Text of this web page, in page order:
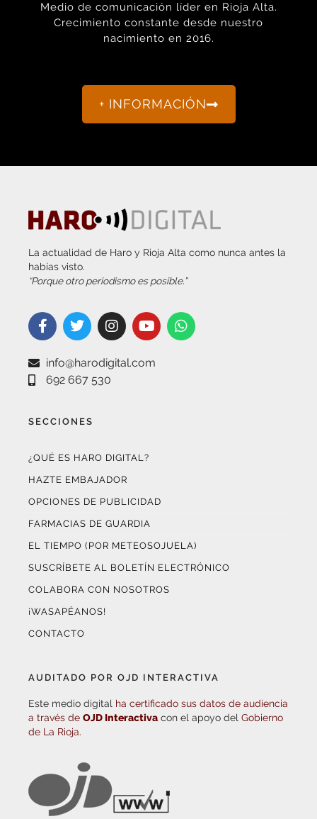
Medio de comunicación líder en Rioja Alta.
Crecimiento constante desde nuestro
nacimiento en 2016.
+ INFORMACIÓN
La actualidad de Haro y Rioja Alta como nunca antes la
habías visto.
“Porque otro periodismo es posible.”
info@harodigital.com
692 667 530
SECCIONES
¿QUÉ ES HARO DIGITAL?
HAZTE EMBAJADOR
OPCIONES DE PUBLICIDAD
FARMACIAS DE GUARDIA
EL TIEMPO (POR METEOSOJUELA)
SUSCRÍBETE AL BOLETÍN ELECTRÓNICO
COLABORA CON NOSOTROS
¡WASAPÉANOS!
CONTACTO
AUDITADO POR OJD INTERACTIVA
Este medio digital ha certificado sus datos de audiencia
a través de OJD Interactiva con el apoyo del Gobierno
de La Rioja.